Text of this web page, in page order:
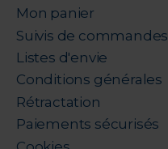
Mon panier
Suivis de commandes
Listes d'envie
Conditions générales
Rétractation
Paiements sécurisés